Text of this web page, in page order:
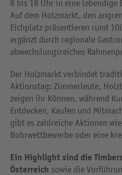
8 bis 18 Uhr in eine lebendige
Auf dem Holzmarkt, den
Eichplatz präsentieren rund
ergänzt durch regionale
abwechslungsreiches
Der Holzmarkt verbindet
Aktionstag: Zimmerleute,
zeigen ihr Können, während
Entdecken, Kaufen und
gibt es zahlreiche Aktionen
Bohrwettbewerbe oder eine
Ein Highlight sind die
Österreich sowie die